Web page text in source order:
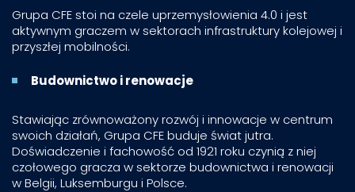
Grupa CFE stoi na czele uprzemysłowienia 4.0 i jest
aktywnym graczem w sektorach infrastruktury kolejowej i
przyszłej mobilności.
Budownictwo i renowacje
Stawiając zrównoważony rozwój i innowacje w centrum
swoich działań, Grupa CFE buduje świat jutra.
Doświadczenie i fachowość od 1921 roku czynią z niej
czołowego gracza w sektorze budownictwa i renowacji
w Belgii, Luksemburgu i Polsce.